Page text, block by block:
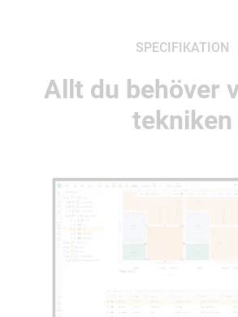
SPECIFIKATION
Allt du behöver
tekniken